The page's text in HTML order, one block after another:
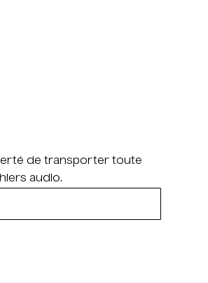
de transporter toute
audio.